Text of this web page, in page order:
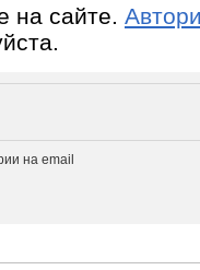
на сайте.
на email